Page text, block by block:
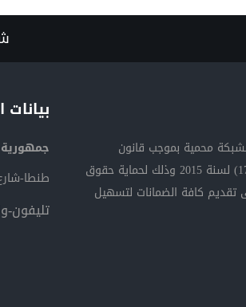
محمية بموجب قانون
الاستثمار المصري رقم (17) لسنة 2015 وذلك لحماية حقوق
تقديم كافة الضمانات لتسهيل
طنطا-
تليفون-واتس: